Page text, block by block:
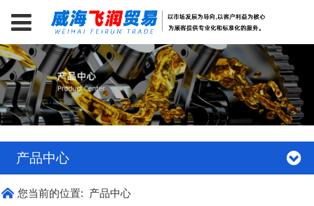
产品中心
您当前的位置: 产品中心